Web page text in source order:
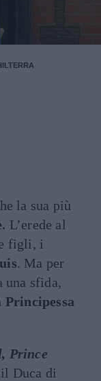
la sua più
L’erede al
figli, i
. Ma per
una sfida,
Principessa
Prince
Duca di